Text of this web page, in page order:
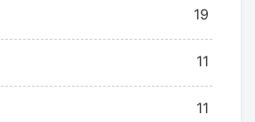
19
11
11